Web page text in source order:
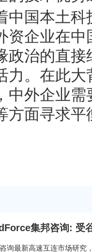
中国本土
资企业在
政治的直
力。在此
中外企业
方面寻求
集邦咨询: 受
询最新高速互连市场研